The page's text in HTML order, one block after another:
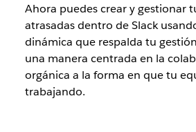
Ahora puedes crear y gestionar
atrasadas dentro de Slack
dinámica que respalda tu
una manera centrada en la
orgánica a la forma en que tu
trabajando.